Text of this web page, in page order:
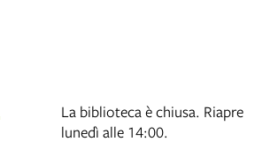
La biblioteca è chiusa. Riapre
lunedì alle 14:00.